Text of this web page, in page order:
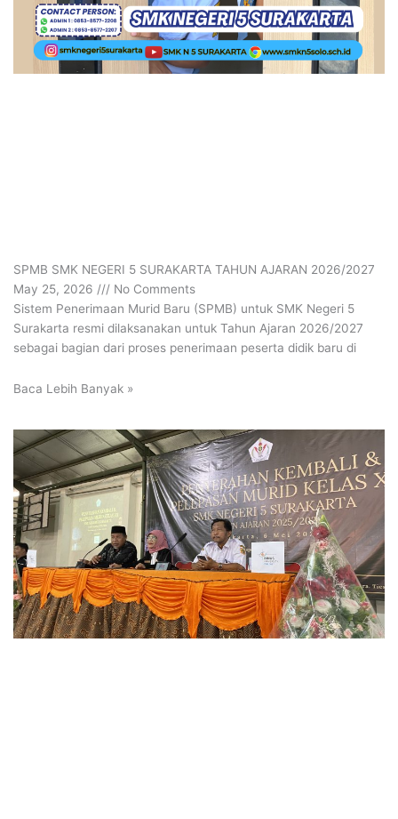
SPMB SMK NEGERI 5 SURAKARTA TAHUN AJARAN 2026/2027
May 25, 2026
No Comments
Sistem Penerimaan Murid Baru (SPMB) untuk SMK Negeri 5
Surakarta resmi dilaksanakan untuk Tahun Ajaran 2026/2027
sebagai bagian dari proses penerimaan peserta didik baru di
Baca Lebih Banyak »